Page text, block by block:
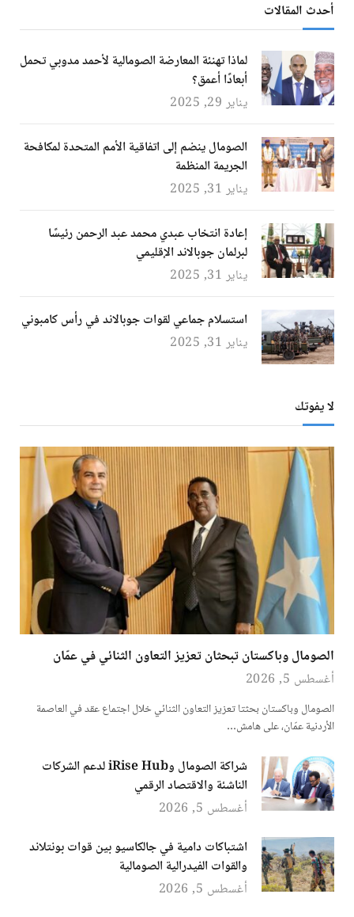
أحدث المقالات
لماذا تهنئة المعارضة الصومالية لأحمد مدوبي تحمل
أبعادًا أعمق؟
يناير 29, 2025
الصومال ينضم إلى اتفاقية الأمم المتحدة لمكافحة
الجريمة المنظمة
يناير 31, 2025
إعادة انتخاب عبدي محمد عبد الرحمن رئيسًا
لبرلمان جوبالاند الإقليمي
يناير 31, 2025
استسلام جماعي لقوات جوبالاند في رأس كامبوني
يناير 31, 2025
لا يفوتك
الصومال وباكستان تبحثان تعزيز التعاون الثنائي في عمّان
أغسطس 5, 2026
الصومال وباكستان بحثتا تعزيز التعاون الثنائي خلال اجتماع عقد في العاصمة
الأردنية عمّان، على هامش…
شراكة الصومال وiRise Hub لدعم الشركات
الناشئة والاقتصاد الرقمي
أغسطس 5, 2026
اشتباكات دامية في جالكاسيو بين قوات بونتلاند
والقوات الفيدرالية الصومالية
أغسطس 5, 2026